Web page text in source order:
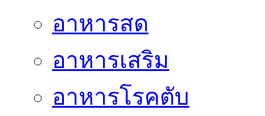
อาหารสด
อาหารเสริม
อาหารโรคตับ